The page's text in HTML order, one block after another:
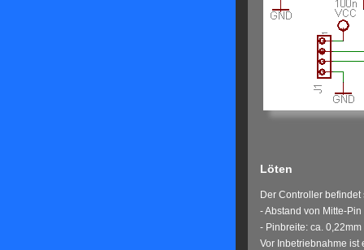
Löten
Der Controller
- Abstand von Mitte-
- Pinbreite: ca. 0,22mm
Vor Inbetriebnahme ist